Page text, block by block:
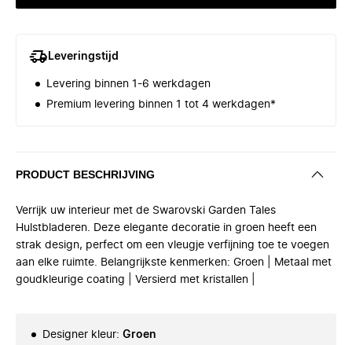
Leveringstijd
Levering binnen 1-6 werkdagen
Premium levering binnen 1 tot 4 werkdagen*
PRODUCT BESCHRIJVING
Verrijk uw interieur met de Swarovski Garden Tales
Hulstbladeren. Deze elegante decoratie in groen heeft een
strak design, perfect om een vleugje verfijning toe te voegen
aan elke ruimte. Belangrijkste kenmerken: Groen | Metaal met
goudkleurige coating | Versierd met kristallen |
Designer kleur: Groen